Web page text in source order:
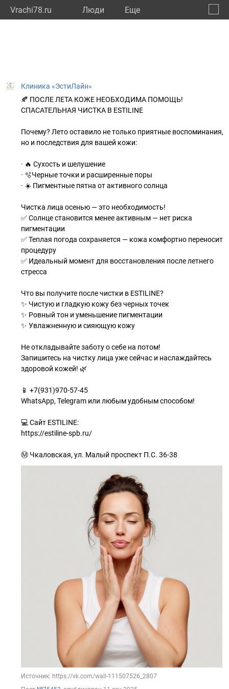
Vrachi78.ru Люди Eще
Клиника «ЭстиЛайн»
🍂 ПОСЛЕ ЛЕТА КОЖЕ НЕОБХОДИМА ПОМОЩЬ!
СПАСАТЕЛЬНАЯ ЧИСТКА В ESTILINE
Почему? Лето оставило не только приятные воспоминания,
но и последствия для вашей кожи:
· 🔥 Сухость и шелушение
· 🫧Черные точки и расширенные поры
· ☀️ Пигментные пятна от активного солнца
Чистка лица осенью — это необходимость!
✅ Солнце становится менее активным — нет риска
пигментации
✅ Теплая погода сохраняется — кожа комфортно переносит
процедуру
✅ Идеальный момент для восстановления после летнего
стресса
Что вы получите после чистки в ESTILINE?
✨ Чистую и гладкую кожу без черных точек
✨ Ровный тон и уменьшение пигментации
✨ Увлажненную и сияющую кожу
Не откладывайте заботу о себе на потом!
Запишитесь на чистку лица уже сейчас и наслаждайтесь
здоровой кожей! 🌿
📱 +7(931)970-57-45
WhatsApp, Telegram или любым удобным способом!
💻 Сайт ESTILINE:
https://estiline-spb.ru/
Ⓜ️ Чкаловская, ул. Малый проспект П.С. 36-38
Источник: https://vk.com/wall-111507526_2807